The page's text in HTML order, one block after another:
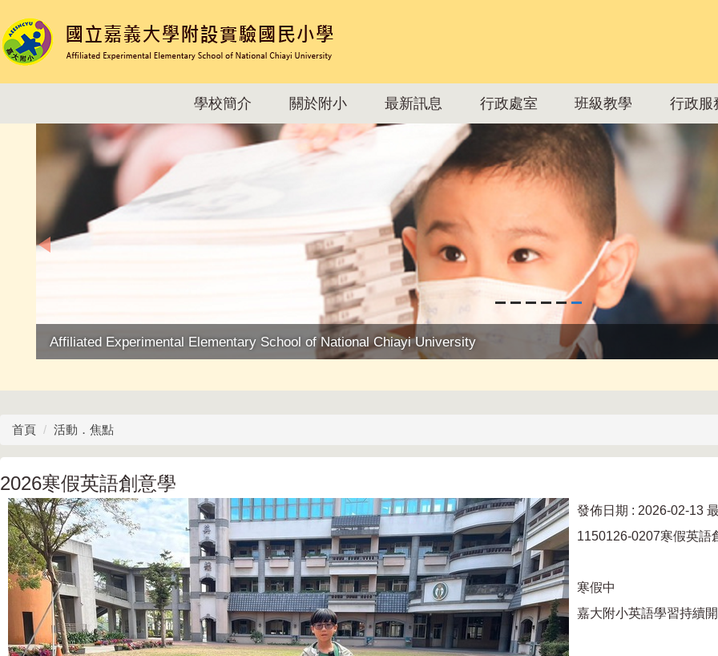
到
主
要
內
學校簡介 關於附小 最新訊息 行政處室 班級教學 行政服
Affiliated Experimental Elementary School of National Chiayi University
首頁 活動．焦點
2026寒假英語創意學
發佈日期 : 2026-02-13
1150126-0207寒假英語
寒假中
嘉大附小英語學習持續